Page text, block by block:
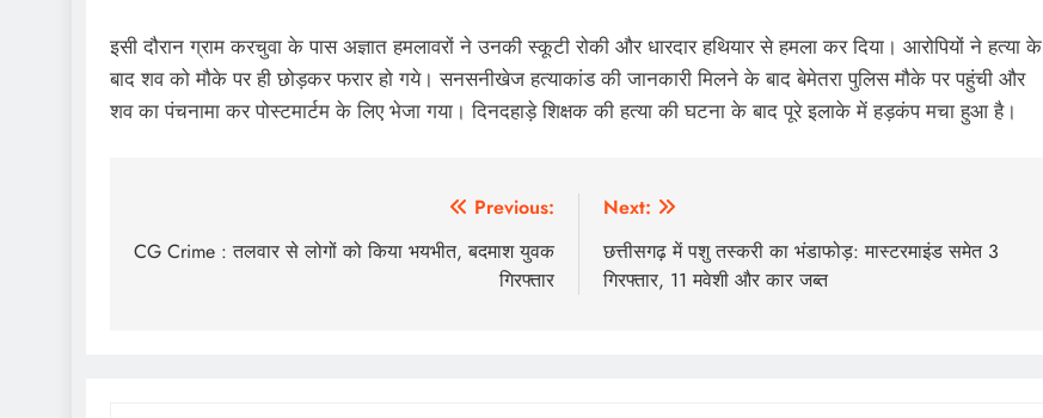
इसी दौरान ग्राम करचुवा के पास अज्ञात हमलावरों ने उनकी स्कूटी रोकी और धारदार हथियार से हमला कर दिया। आरोपियों ने हत्या के
बाद शव को मौके पर ही छोड़कर फरार हो गये। सनसनीखेज हत्याकांड की जानकारी मिलने के बाद बेमेतरा पुलिस मौके पर पहुंची और
शव का पंचनामा कर पोस्टमार्टम के लिए भेजा गया। दिनदहाड़े शिक्षक की हत्या की घटना के बाद पूरे इलाके में हड़कंप मचा हुआ है।
navigation
Previous:
CG Crime : तलवार से लोगों को किया भयभीत, बदमाश युवक
गिरफ्तार
Next:
छत्तीसगढ़ में पशु तस्करी का भंडाफोड़: मास्टरमाइंड समेत 3
गिरफ्तार, 11 मवेशी और कार जब्त